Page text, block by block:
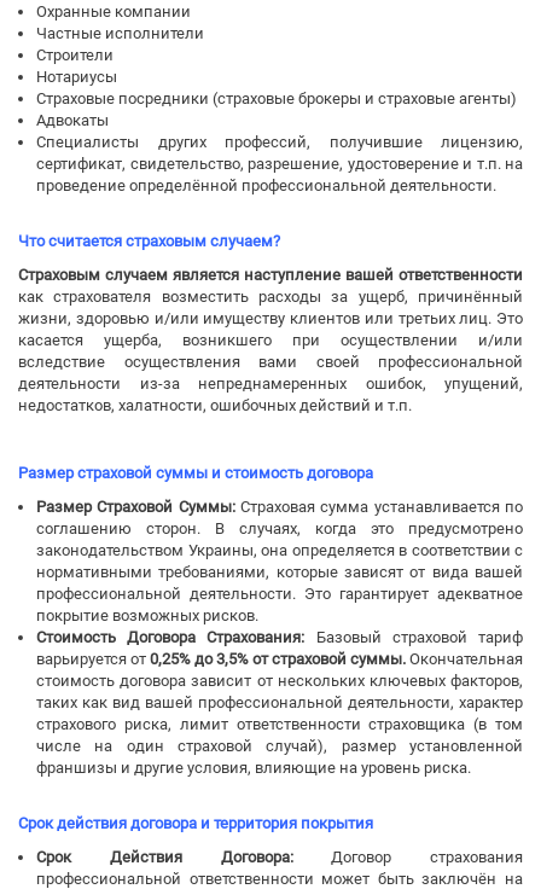
Охранные компании
Частные исполнители
Строители
Нотариусы
Страховые посредники (страховые брокеры и страховые агенты)
Адвокаты
Специалисты других профессий, получившие лицензию,
сертификат, свидетельство, разрешение, удостоверение и т.п. на
проведение определённой профессиональной деятельности.
Что считается страховым случаем?
Страховым случаем является наступление вашей ответственности
как страхователя возместить расходы за ущерб, причинённый
жизни, здоровью и/или имуществу клиентов или третьих лиц. Это
касается ущерба, возникшего при осуществлении и/или
вследствие осуществления вами своей профессиональной
деятельности из-за непреднамеренных ошибок, упущений,
недостатков, халатности, ошибочных действий и т.п.
Размер страховой суммы и стоимость договора
Размер Страховой Суммы:Страховая сумма устанавливается по
соглашению сторон. В случаях, когда это предусмотрено
законодательством Украины, она определяется в соответствии с
нормативными требованиями, которые зависят от вида вашей
профессиональной деятельности. Это гарантирует адекватное
покрытие возможных рисков.
Стоимость Договора Страхования: Базовый страховой тариф
варьируется от 0,25% до 3,5% от страховой суммы. Окончательная
стоимость договора зависит от нескольких ключевых факторов,
таких как вид вашей профессиональной деятельности, характер
страхового риска, лимит ответственности страховщика (в том
числе на один страховой случай), размер установленной
франшизы и другие условия, влияющие на уровень риска.
Срок действия договора и территория покрытия
Срок Действия Договора:Договор страхования
профессиональной ответственности может быть заключён на